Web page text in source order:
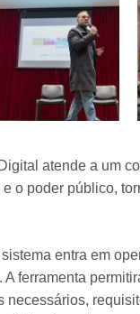
atende a um
o poder público,
entra em
A ferramenta
necessários,